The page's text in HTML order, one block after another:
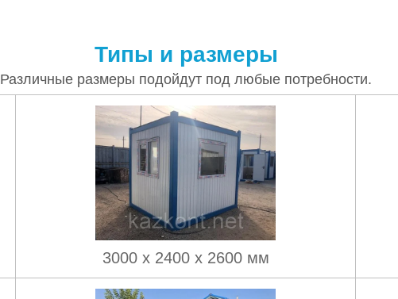
Типы и размеры
Различные размеры подойдут под любые потребности.
3000 х 2400 х 2600 мм